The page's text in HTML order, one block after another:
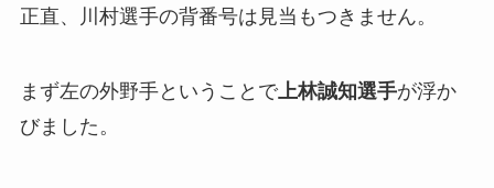
正直、川村選手の背番号は見当もつきません。
まず左の外野手ということで上林誠知選手が浮か
びました。